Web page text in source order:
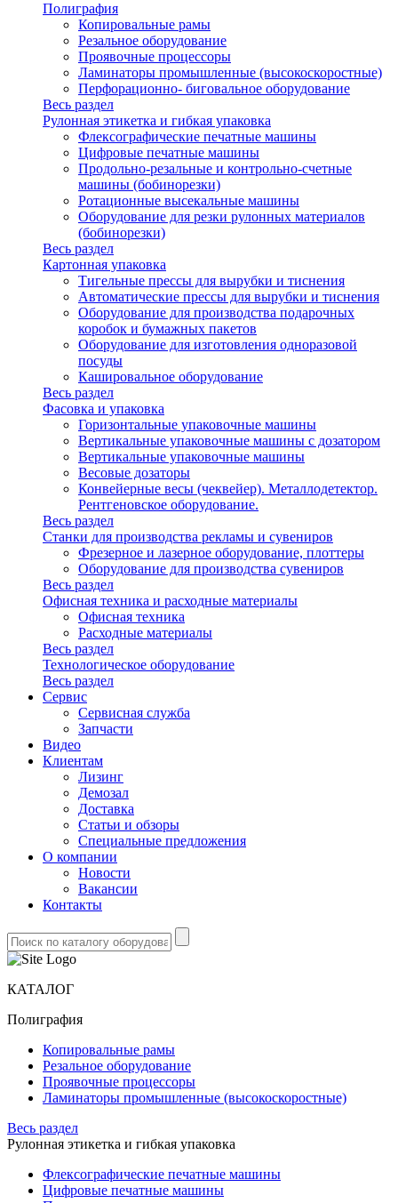
Полиграфия
Копировальные рамы
Резальное оборудование
Проявочные процессоры
Ламинаторы промышленные (высокоскоростные)
Перфорационно- биговальное оборудование
Весь раздел
Рулонная этикетка и гибкая упаковка
Флексографические печатные машины
Цифровые печатные машины
Продольно-резальные и контрольно-счетные
машины (бобинорезки)
Ротационные высекальные машины
Оборудование для резки рулонных материалов
(бобинорезки)
Весь раздел
Картонная упаковка
Тигельные прессы для вырубки и тиснения
Автоматические прессы для вырубки и тиснения
Оборудование для производства подарочных
коробок и бумажных пакетов
Оборудование для изготовления одноразовой
посуды
Кашировальное оборудование
Весь раздел
Фасовка и упаковка
Горизонтальные упаковочные машины
Вертикальные упаковочные машины с дозатором
Вертикальные упаковочные машины
Весовые дозаторы
Конвейерные весы (чеквейер). Металлодетектор.
Рентгеновское оборудование.
Весь раздел
Станки для производства рекламы и сувениров
Фрезерное и лазерное оборудование, плоттеры
Оборудование для производства сувениров
Весь раздел
Офисная техника и расходные материалы
Офисная техника
Расходные материалы
Весь раздел
Технологическое оборудование
Весь раздел
Сервис
Сервисная служба
Запчасти
Видео
Клиентам
Лизинг
Демозал
Доставка
Статьи и обзоры
Специальные предложения
О компании
Новости
Вакансии
Контакты
КАТАЛОГ
Полиграфия
Копировальные рамы
Резальное оборудование
Проявочные процессоры
Ламинаторы промышленные (высокоскоростные)
Весь раздел
Рулонная этикетка и гибкая упаковка
Флексографические печатные машины
Цифровые печатные машины